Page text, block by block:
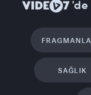
'de
SAĞLIK